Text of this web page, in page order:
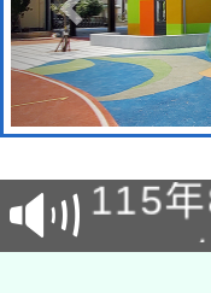
轉知
業技
用水
115
桃園
2026